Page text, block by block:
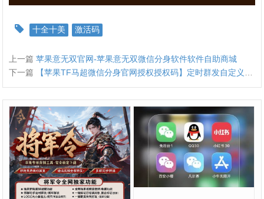
十全十美 激活码
上一篇苹果意无双官网-苹果意无双微信分身软件软件自助商城
下一篇
【苹果TF马超微信分身官网授权授权码】定时群发自定义猜拳转发朋友圈密友隐藏另外一半防查岗